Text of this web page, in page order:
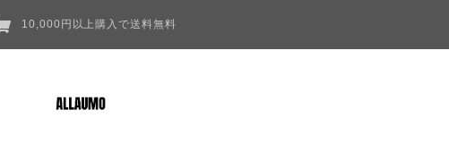
10,000円以上購入で送料無料